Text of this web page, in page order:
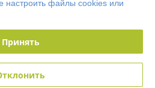
настроить файлы cookies или
Принять